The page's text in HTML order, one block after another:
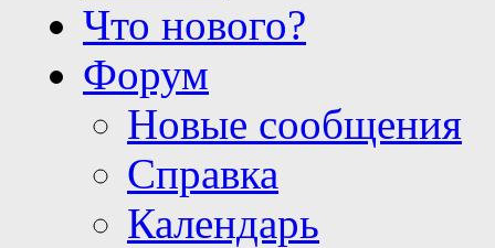
Что нового?
Форум
Новые сообщения
Справка
Календарь